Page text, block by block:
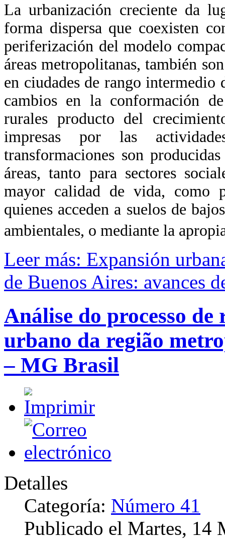
La urbanización creciente da
forma dispersa que coexisten
periferización del modelo
áreas metropolitanas, también
en ciudades de rango
cambios en la conformación
rurales producto del
impresas por las
transformaciones son
áreas, tanto para sectores
mayor calidad de vida, como
quienes acceden a suelos de
ambientales, o mediante la
Leer más: Expansión
de Buenos Aires: avances
Análise do processo de
urbano da região
– MG Brasil
Detalles
Categoría: Número 41
Publicado el Martes, 14